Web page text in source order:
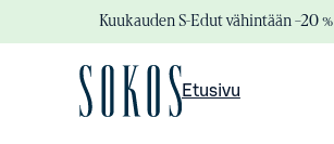
Kuukauden S-Edut vähintään –20 %
Etusivu